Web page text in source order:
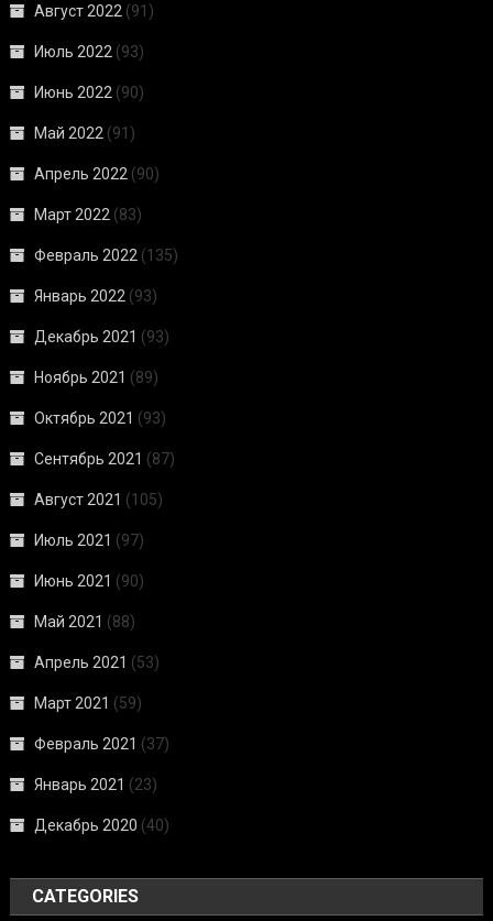
Август 2022 (91)
Июль 2022 (93)
Июнь 2022 (90)
Май 2022 (91)
Апрель 2022 (90)
Март 2022 (83)
Февраль 2022 (135)
Январь 2022 (93)
Декабрь 2021 (93)
Ноябрь 2021 (89)
Октябрь 2021 (93)
Сентябрь 2021 (87)
Август 2021 (105)
Июль 2021 (97)
Июнь 2021 (90)
Май 2021 (88)
Апрель 2021 (53)
Март 2021 (59)
Февраль 2021 (37)
Январь 2021 (23)
Декабрь 2020 (40)
CATEGORIES